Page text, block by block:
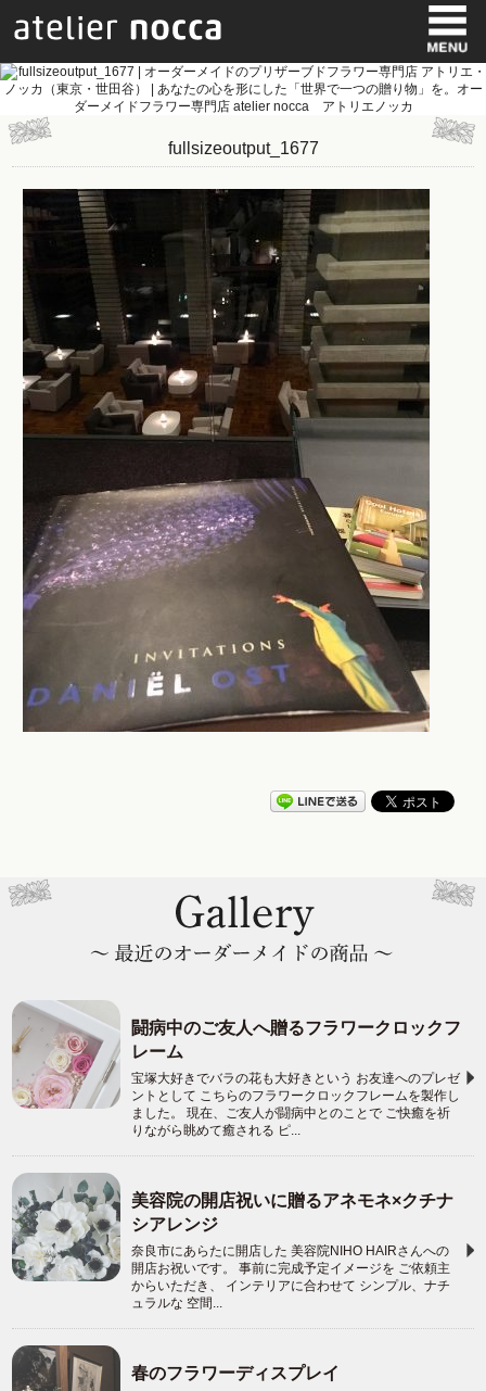
fullsizeoutput_1677
闘病中のご友人へ贈るフラワークロックフ
レーム
宝塚大好きでバラの花も大好きという お友達へのプレゼ
ントとして こちらのフラワークロックフレームを製作し
ました。 現在、ご友人が闘病中とのことで ご快癒を祈
りながら眺めて癒される ピ...
美容院の開店祝いに贈るアネモネ×クチナ
シアレンジ
奈良市にあらたに開店した 美容院NIHO HAIRさんへの
開店お祝いです。 事前に完成予定イメージを ご依頼主
からいただき、 インテリアに合わせて シンプル、ナチ
ュラルな 空間...
春のフラワーディスプレイ